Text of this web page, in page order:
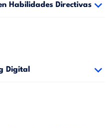
Habilidades Directivas
Digital